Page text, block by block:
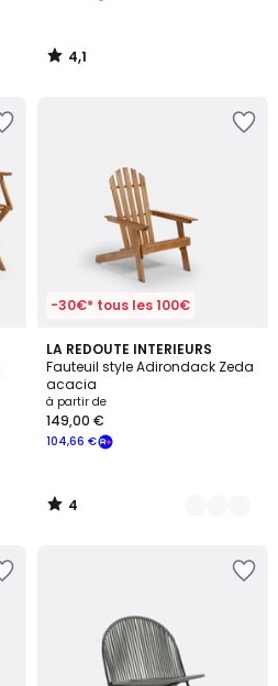
4,1
/
-30€* tous les 100€
LA REDOUTE INTERIEURS
Fauteuil style Adirondack Zeda
acacia
à partir de
104,66 €
149,00 €
4
/
5
3
Couleurs
4
/